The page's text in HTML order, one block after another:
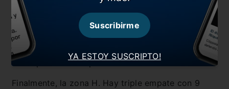
En el grupo G, todo más que cerrado hace rato.
Barcelona (15) y Juventus (12) sacaron una
holgada diferencia frente a Dinamo Kiev y
Ferencvaros. Estos dos últimos jugarán mano a
mano por el tercer puesto.
Finalmente, la zona H. Hay triple empate con 9
YA ESTOY SUSCRIPTO!
Suscribirme